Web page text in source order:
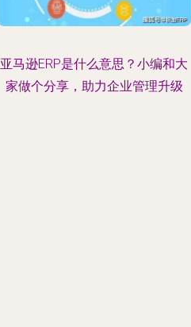
亚马逊ERP是什么意思？小编和大
家做个分享，助力企业管理升级